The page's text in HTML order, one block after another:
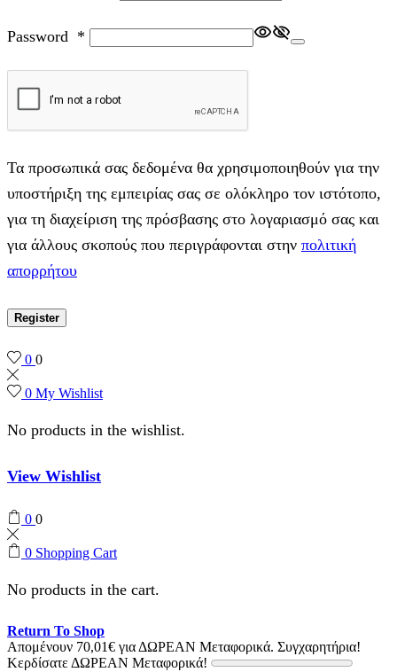
Password *
Τα προσωπικά σας δεδομένα θα χρησιμοποιηθούν για την
υποστήριξη της εμπειρίας σας σε ολόκληρο τον ιστότοπο,
για τη διαχείριση της πρόσβασης στο λογαριασμό σας και
για άλλους σκοπούς που περιγράφονται στην πολιτική
απορρήτου
Register
0 0
0 My Wishlist
No products in the wishlist.
View Wishlist
0 0
0 Shopping Cart
No products in the cart.
Return To Shop
Απομένουν 70,01€ για ΔΩΡΕΑΝ Μεταφορικά. Συγχαρητήρια!
Κερδίσατε ΔΩΡΕΑΝ Μεταφορικά!